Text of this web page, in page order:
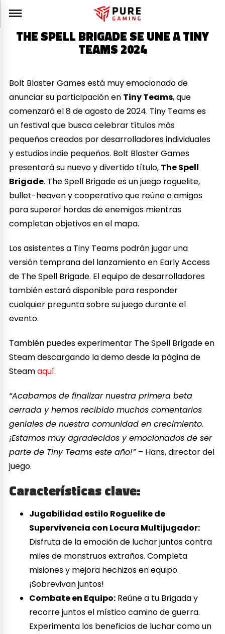
THE SPELL BRIGADE SE UNE A TINY
TEAMS 2024
Bolt Blaster Games está muy emocionado de
anunciar su participación en Tiny Teams, que
comenzará el 8 de agosto de 2024. Tiny Teams es
un festival que busca celebrar títulos más
pequeños creados por desarrolladores individuales
y estudios indie pequeños. Bolt Blaster Games
presentará su nuevo y divertido título, The Spell
Brigade. The Spell Brigade es un juego roguelite,
bullet-heaven y cooperativo que reúne a amigos
para superar hordas de enemigos mientras
completan objetivos en el mapa.
Los asistentes a Tiny Teams podrán jugar una
versión temprana del lanzamiento en Early Access
de The Spell Brigade. El equipo de desarrolladores
también estará disponible para responder
cualquier pregunta sobre su juego durante el
evento.
También puedes experimentar The Spell Brigade en
Steam descargando la demo desde la página de
Steamaquí.
“Acabamos de finalizar nuestra primera beta
cerrada y hemos recibido muchos comentarios
geniales de nuestra comunidad en crecimiento.
¡Estamos muy agradecidos y emocionados de ser
parte de Tiny Teams este año!” – Hans, director del
juego.
Características clave:
Jugabilidad estilo Roguelike de
Supervivencia con Locura Multijugador:
Disfruta de la emoción de luchar juntos contra
miles de monstruos extraños. Completa
misiones y mejora hechizos en equipo.
¡Sobrevivan juntos!
Combate en Equipo: Reúne a tu Brigada y
recorre juntos el místico camino de guerra.
Experimenta los beneficios de luchar como un